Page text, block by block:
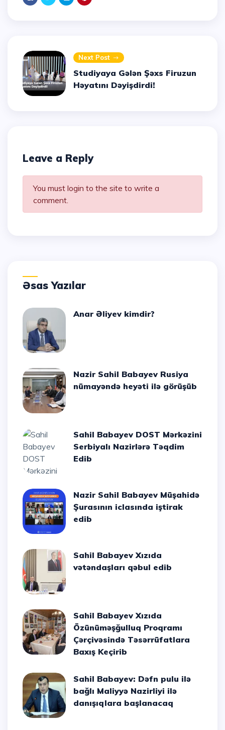
Next Post
Studiyaya Gələn Şəxs Firuzun
Həyatını Dəyişdirdi!
Leave a Reply
You must login to the site to write a
comment.
Əsas Yazılar
Anar Əliyev kimdir?
Nazir Sahil Babayev Rusiya
nümayəndə heyəti ilə görüşüb
Sahil Babayev DOST Mərkəzini
Serbiyalı Nazirlərə Təqdim
Edib
Nazir Sahil Babayev Müşahidə
Şurasının iclasında iştirak
edib
Sahil Babayev Xızıda
vətəndaşları qəbul edib
Sahil Babayev Xızıda
Özünüməşğulluq Proqramı
Çərçivəsində Təsərrüfatlara
Baxış Keçirib
Sahil Babayev: Dəfn pulu ilə
bağlı Maliyyə Nazirliyi ilə
danışıqlara başlanacaq